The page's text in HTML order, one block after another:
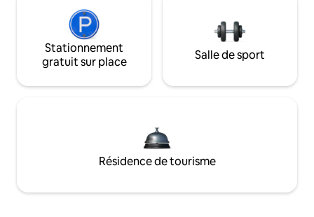
Stationnement
gratuit sur place
Salle de sport
Résidence de tourisme